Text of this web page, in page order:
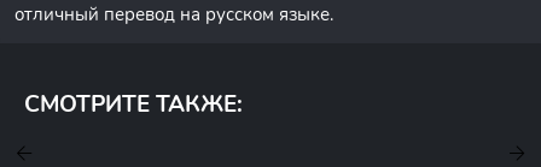
отличный перевод на русском языке.
СМОТРИТЕ ТАКЖЕ: